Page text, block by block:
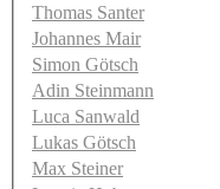
Thomas Santer
Johannes Mair
Simon Götsch
Adin Steinmann
Luca Sanwald
Lukas Götsch
Max Steiner